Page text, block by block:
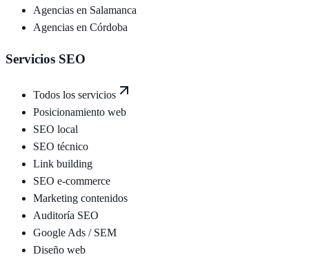
Agencias en Salamanca
Agencias en Córdoba
Servicios SEO
Todos los servicios
Posicionamiento web
SEO local
SEO técnico
Link building
SEO e-commerce
Marketing contenidos
Auditoría SEO
Google Ads / SEM
Diseño web